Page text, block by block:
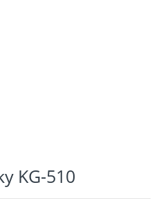
KG-510